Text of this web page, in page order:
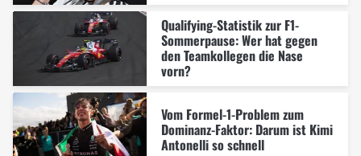
Qualifying-Statistik zur F1-
Sommerpause: Wer hat gegen
den Teamkollegen die Nase
vorn?
Vom Formel-1-Problem zum
Dominanz-Faktor: Darum ist Kimi
Antonelli so schnell